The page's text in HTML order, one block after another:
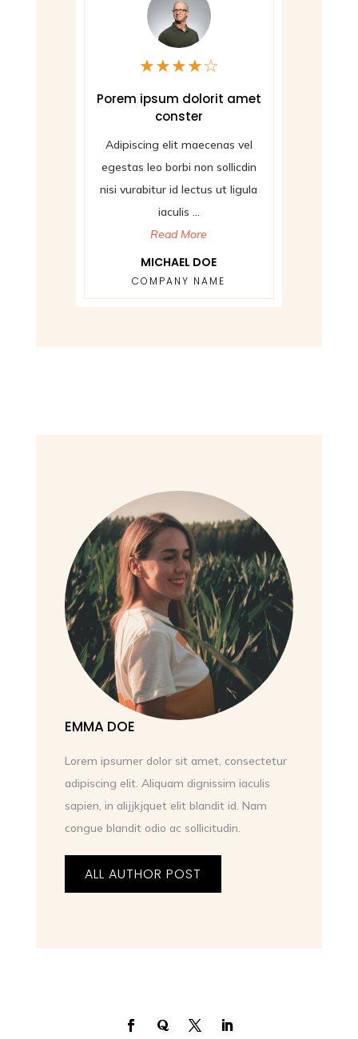
★★★★☆
Porem ipsum dolorit amet
conster
Adipiscing elit maecenas vel
egestas leo borbi non sollicdin
nisi vurabitur id lectus ut ligula
iaculis ...
Read More
MICHAEL DOE
COMPANY NAME
EMMA DOE
Lorem ipsumer dolor sit amet, consectetur
adipiscing elit. Aliquam dignissim iaculis
sapien, in alijjkjquet elit blandit id. Nam
congue blandit odio ac sollicitudin.
ALL AUTHOR POST